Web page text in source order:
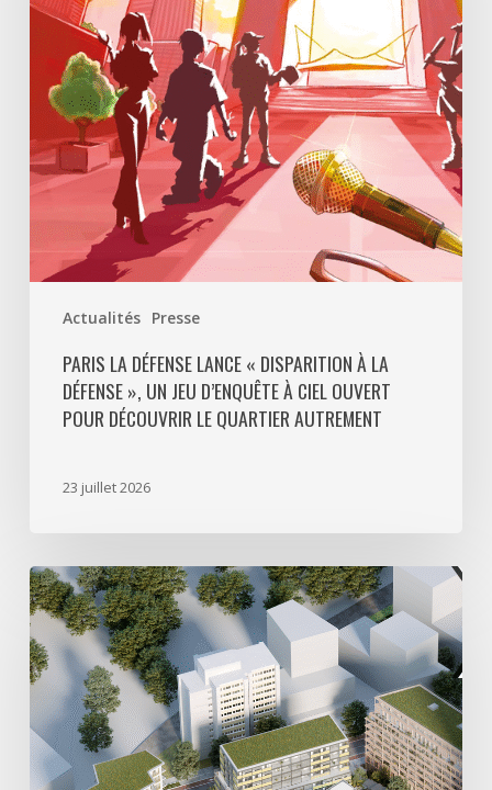
Actualités Presse
Disparition
Défense
un
jeu
d’enquête
à
ciel
découvrir
quartier
PARIS LA DÉFENSE LANCE « DISPARITION À LA
DÉFENSE », UN JEU D’ENQUÊTE À CIEL OUVERT
POUR DÉCOUVRIR LE QUARTIER AUTREMENT
23 juillet 2026
Avec
5
actes
signés
pour
créer
000